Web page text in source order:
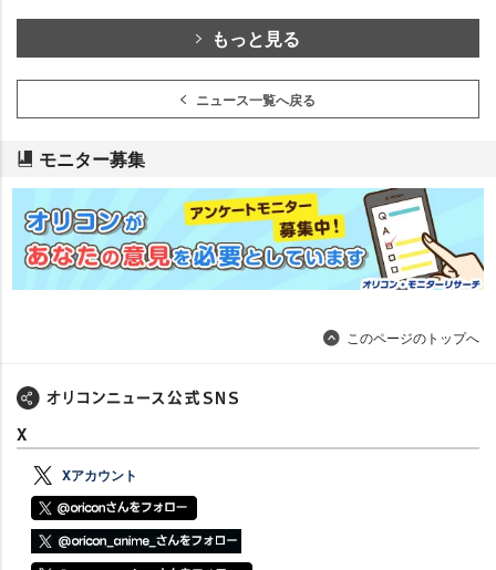
もっと見る
ニュース一覧へ戻る
モニター募集
このページのトップへ
X
Xアカウント